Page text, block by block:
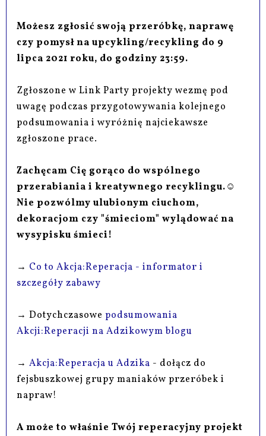
Możesz zgłosić swoją przeróbkę, naprawę
czy pomysł na upcykling/recykling do 9
lipca 2021 roku, do godziny 23:59.
Zgłoszone w Link Party projekty wezmę pod
uwagę podczas przygotowywania kolejnego
podsumowania i wyróżnię najciekawsze
zgłoszone prace.
Zachęcam Cię gorąco do wspólnego
przerabiania i kreatywnego recyklingu.☺
Nie pozwólmy ulubionym ciuchom,
dekoracjom czy "śmieciom" wylądować na
wysypisku śmieci!
→ Co to Akcja:Reperacja - informator i
szczegóły zabawy
→ Dotychczasowepodsumowania
Akcji:Reperacji na Adzikowym blogu
→Akcja:Reperacja u Adzika - dołącz do
fejsbuszkowej grupy maniaków przeróbek i
napraw!
A może to właśnie Twój reperacyjny projekt